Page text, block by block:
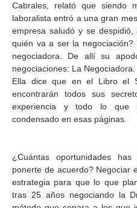
Cabrales, relató que siendo
laboralista entró a una gran
empresa saludó y se
quién va a ser la
negociadora. De allí su
negociaciones: La Negociadora.
Ella dice que en el Libro el
encontrarán todos sus
experiencia y todo lo que
condensado en esas páginas.
¿Cuántas oportunidades
ponerte de acuerdo? Negociar
estrategia para que lo que
tras 25 años negociando la